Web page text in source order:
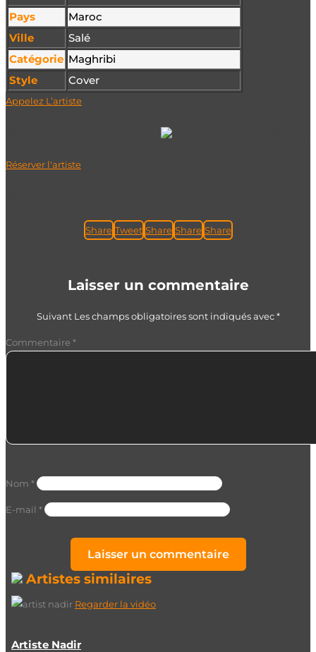
Pays
Maroc
Ville
Salé
Catégorie Maghribi
Style
Cover
Appelez L’artiste
Réserver l'artiste
Share Tweet Share Share Share
Laisser un commentaire
Suivant Les champs obligatoires sont indiqués avec*
Commentaire *
Nom *
E-mail *
Artistes similaires
Regarder la vidéo
Artiste Nadir